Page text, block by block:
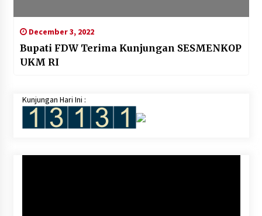
December 3, 2022
Bupati FDW Terima Kunjungan SESMENKOP
UKM RI
Kunjungan Hari Ini :